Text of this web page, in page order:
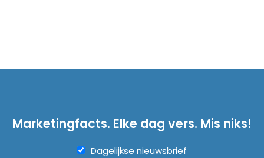
Marketingfacts. Elke dag vers. Mis niks!
Dagelijkse nieuwsbrief